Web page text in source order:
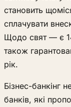
становить
сплачувати
Щодо свят — є
також
рік.
Бізнес-банкінг
банків, які